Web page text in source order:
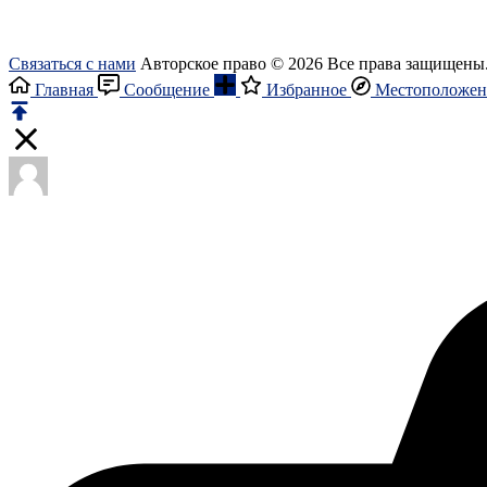
Связаться с нами Авторское право © 2026 Все права
Главная
Сообщение Избранное